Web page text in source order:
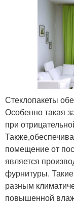
Стеклопакеты
Особенно такая
при
помещение от
является
фурнитуры.
разным
повышенной